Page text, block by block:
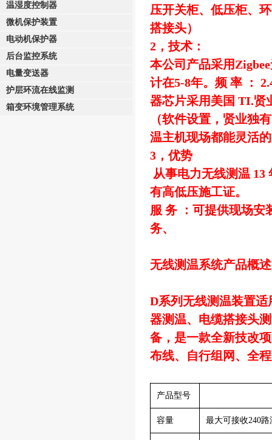
温湿度控制器
微机保护装置
电动机保护器
后台监控系统
电量变送器
护层环流在线监测
箱变环境管理系统
压开关柜、低压柜、
搭接头）
2，技术：
本公司产品采用
计在5-8年。频 率 ：
器芯片采用美国 TI.贤
（软件设置，贤业独
温主机现场都能灵活
3，优势
从事电力无线测温 13
有高低压施工证。
服 务 ：可提供现场安
务、
无线测温系统产品概
D系列无线测温装置
器测温、电缆搭接头
备，是一款全新技改
布线、自行组网、全
产品型号
容量 最大可接收240路